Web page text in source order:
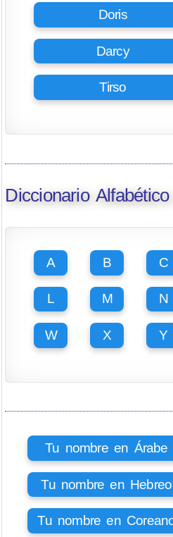
Doris
Darcy
Tirso
Diccionario
A B C
L M N
W X Y
Tu nombre en Árabe
Tu nombre en Hebreo
Tu nombre en